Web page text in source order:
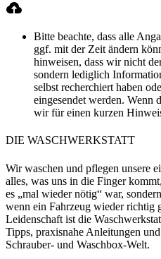
Bitte beachte, dass alle
ggf. mit der Zeit ändern
hinweisen, dass wir nicht
sondern lediglich
selbst recherchiert haben
eingesendet werden. Wenn
wir für einen kurzen
DIE WASCHWERKSTATT
Wir waschen und pflegen unsere
alles, was uns in die Finger
es „mal wieder nötig“ war,
wenn ein Fahrzeug wieder richtig
Leidenschaft ist die
Tipps, praxisnahe Anleitungen
Schrauber- und Waschbox-Welt.